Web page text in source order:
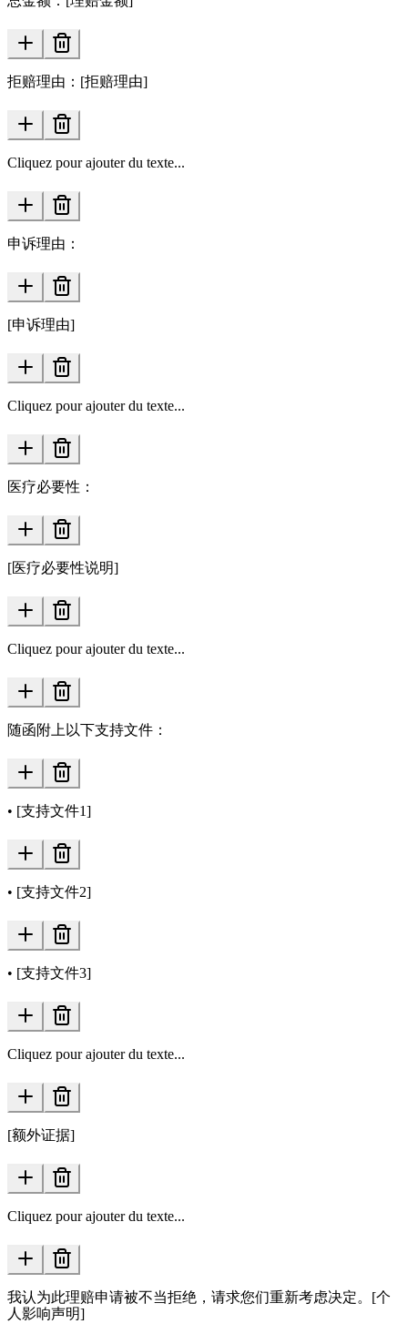
拒赔理由：[拒赔理由]
Cliquez pour ajouter du texte...
申诉理由：
[申诉理由]
Cliquez pour ajouter du texte...
医疗必要性：
[医疗必要性说明]
Cliquez pour ajouter du texte...
随函附上以下支持文件：
• [支持文件1]
• [支持文件2]
• [支持文件3]
Cliquez pour ajouter du texte...
[额外证据]
Cliquez pour ajouter du texte...
我认为此理赔申请被不当拒绝，请求您们重新考虑决定。[个
人影响声明]